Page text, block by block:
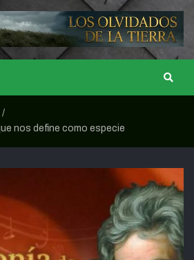
nos define como especie